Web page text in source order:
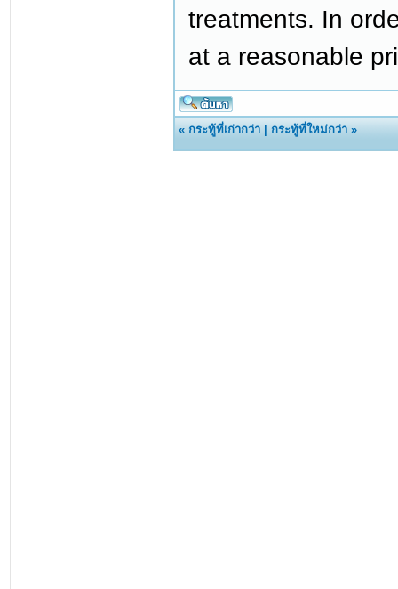
treatments. In
at a reasonable
«กระทู้ที่เก่ากว่า |กระทู้ที่ใหม่กว่า »